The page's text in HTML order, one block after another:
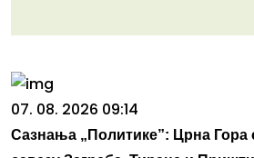
07. 08. 2026 09:14
Сазнања „Политике”: Црна Гора